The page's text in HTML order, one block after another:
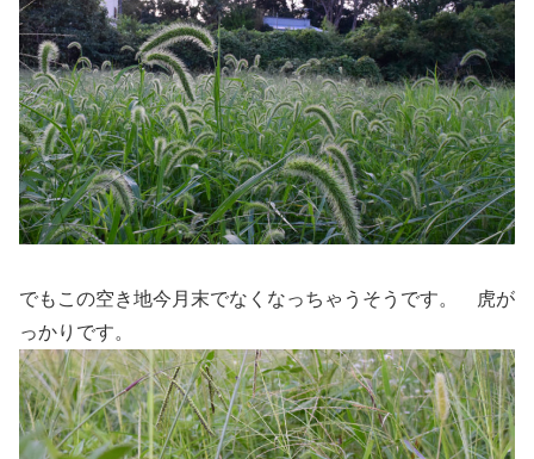
でもこの空き地今月末でなくなっちゃうそうです。 虎が
っかりです。